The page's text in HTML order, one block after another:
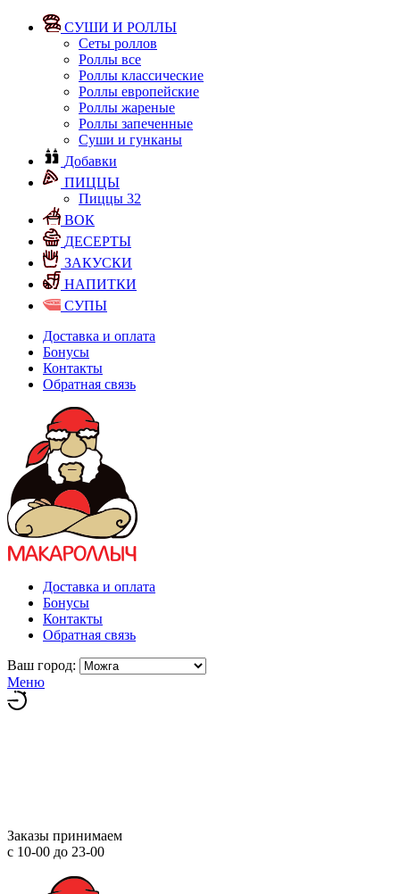
СУШИ И РОЛЛЫ
Сеты роллов
Роллы все
Роллы классические
Роллы европейские
Роллы жареные
Роллы запеченные
Суши и гунканы
Добавки
ПИЦЦЫ
Пиццы 32
ВОК
ДЕСЕРТЫ
ЗАКУСКИ
НАПИТКИ
СУПЫ
Доставка и оплата
Бонусы
Контакты
Обратная связь
Доставка и оплата
Бонусы
Контакты
Обратная связь
Ваш город:
Меню
Заказы принимаем
с 10-00 до 23-00